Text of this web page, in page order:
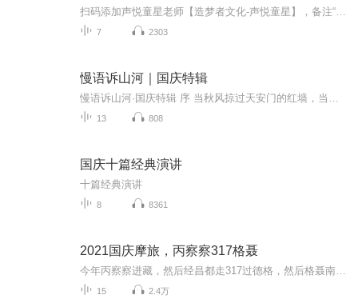
7 2303
慢语诉山河｜国庆特辑
13 808
国庆十篇经典演讲
十篇经典演讲
8 8361
2021国庆摩旅，丙察察317格聂
15 2.4万